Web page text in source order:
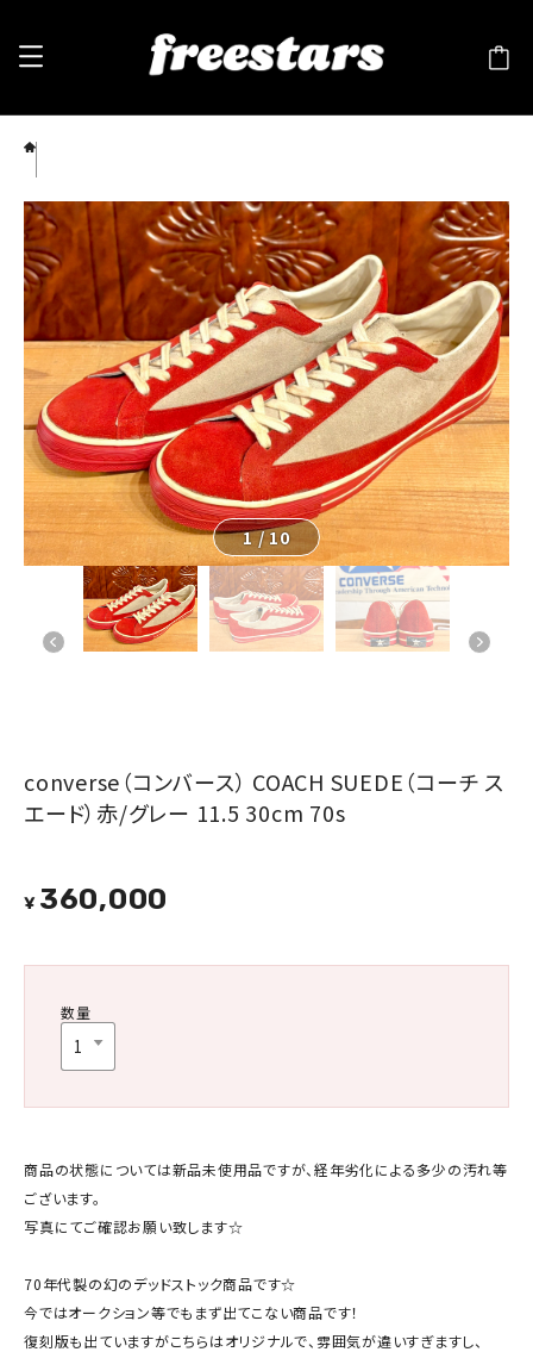
70s
1/10
converse（コンバース） COACH SUEDE（コーチ ス
エード）赤/グレー 11.5 30cm 70s
¥ 360,000
数量
商品の状態については新品未使用品ですが、経年劣化による多少の汚れ等
ございます。
写真にてご確認お願い致します☆
70年代製の幻のデッドストック商品です☆
今ではオークション等でもまず出てこない商品です！
復刻版も出ていますがこちらはオリジナルで、雰囲気が違いすぎますし、